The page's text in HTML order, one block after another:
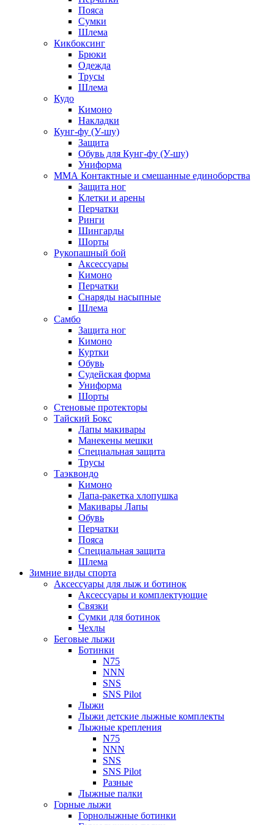
Пояса
Сумки
Шлема
Кикбоксинг
Брюки
Одежда
Трусы
Шлема
Кудо
Кимоно
Накладки
Кунг-фу (У-шу)
Защита
Обувь для Кунг-фу (У-шу)
Униформа
ММА Контактные и смешанные единоборства
Защита ног
Клетки и арены
Перчатки
Ринги
Шингарды
Шорты
Рукопашный бой
Аксессуары
Кимоно
Перчатки
Снаряды насыпные
Шлема
Самбо
Защита ног
Кимоно
Куртки
Обувь
Судейская форма
Униформа
Шорты
Стеновые протекторы
Тайский Бокс
Лапы макивары
Манекены мешки
Специальная защита
Трусы
Таэквондо
Кимоно
Лапа-ракетка хлопушка
Макивары Лапы
Обувь
Перчатки
Пояса
Специальная защита
Шлема
Зимние виды спорта
Аксессуары для лыж и ботинок
Аксессуары и комплектующие
Связки
Сумки для ботинок
Чехлы
Беговые лыжи
Ботинки
N75
NNN
SNS
SNS Pilot
Лыжи
Лыжи детские лыжные комплекты
Лыжные крепления
N75
NNN
SNS
SNS Pilot
Разные
Лыжные палки
Горные лыжи
Горнoлыжные ботинки